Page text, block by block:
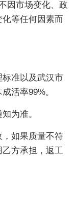
因市场变化、政
等任何因素而
准以及武汉市
活率99%。
为准。
如果质量不符
方承担，返工